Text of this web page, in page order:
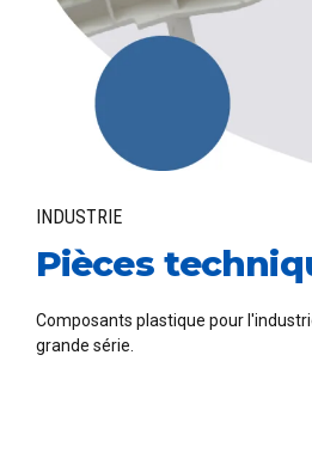
INDUSTRIE
Pièces
Composants plastique pour
grande série.